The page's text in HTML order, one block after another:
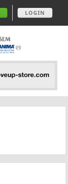
LOGIN